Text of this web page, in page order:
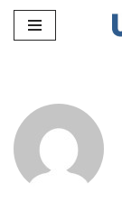
contenuto